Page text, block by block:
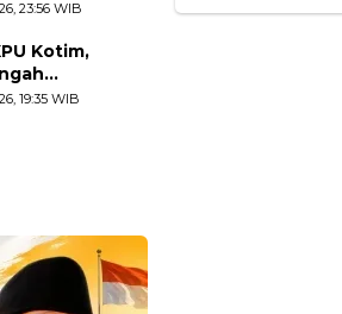
RI
Putih
23:56 WIB
Kotim,
19:35 WIB